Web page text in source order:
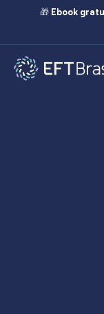
🎁 Ebook